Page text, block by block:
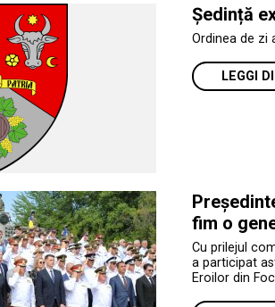
Ședință
Ordinea de zi
LEGGI
fim o
Cu prilejul
a participat
Eroilor din